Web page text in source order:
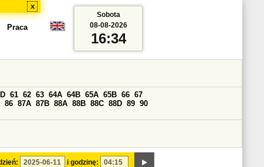
x
Praca
i godzinę:
61 62 63 64A 64B 65A 65B 66 67
86 87A 87B 88A 88B 88C 88D 89 90
Sobota
08-08-2026
16:34